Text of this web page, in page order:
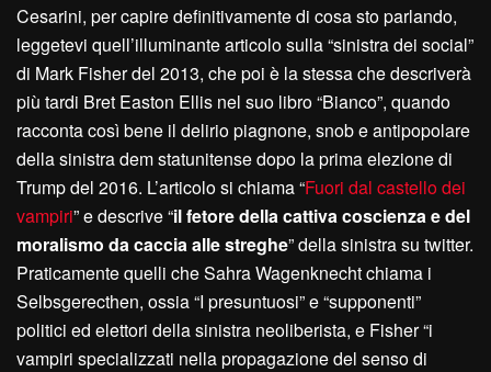
Cesarini, per capire definitivamente di cosa sto parlando,
leggetevi quell’illuminante articolo sulla “sinistra dei social”
di Mark Fisher del 2013, che poi è la stessa che descriverà
più tardi Bret Easton Ellis nel suo libro “Bianco”, quando
racconta così bene il delirio piagnone, snob e antipopolare
della sinistra dem statunitense dopo la prima elezione di
Trump del 2016. L’articolo si chiama “Fuori dal castello dei
vampiri” e descrive “il fetore della cattiva coscienza e del
moralismo da caccia alle streghe” della sinistra su twitter.
Praticamente quelli che Sahra Wagenknecht chiama i
Selbsgerecthen, ossia “I presuntuosi” e “supponenti”
politici ed elettori della sinistra neoliberista, e Fisher “i
vampiri specializzati nella propagazione del senso di